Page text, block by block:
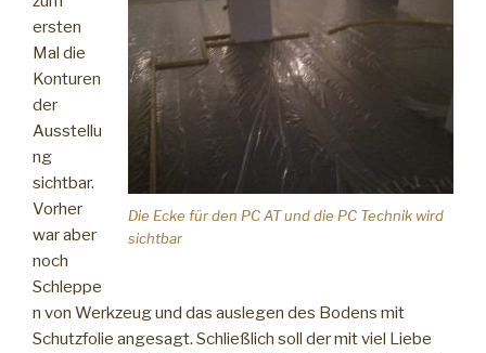
Die Ecke für den PC AT und die PC Technik wird
sichtbar
ersten
Mal die
Konturen
der
Ausstellu
ng
sichtbar.
Vorher
war aber
noch
Schleppe
n von Werkzeug und das auslegen des Bodens mit
Schutzfolie angesagt. Schließlich soll der mit viel Liebe